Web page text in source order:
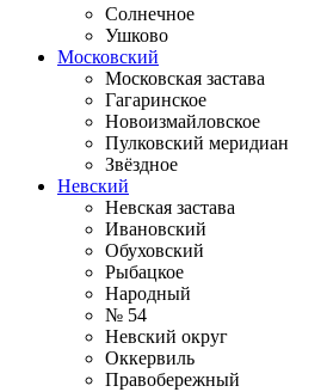
Солнечное
Ушково
Московский
Московская застава
Гагаринское
Новоизмайловское
Пулковский меридиан
Звёздное
Невский
Невская застава
Ивановский
Обуховский
Рыбацкое
Народный
№ 54
Невский округ
Оккервиль
Правобережный